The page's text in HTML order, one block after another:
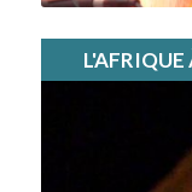
L'AFRIQUE